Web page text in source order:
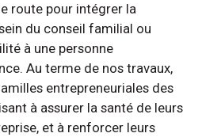
route pour intégrer la
du conseil familial ou
à une personne
Au terme de nos travaux,
entrepreneuriales des
à assurer la santé de leurs
et à renforcer leurs